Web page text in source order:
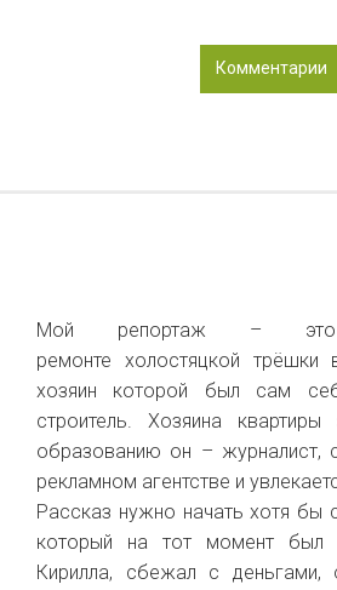
Комментарии
Мой репортаж –
ремонте холостяцкой
хозяин которой был сам
строитель. Хозяина квартиры
образованию он – журналист,
рекламном агентстве и
Рассказ нужно начать хотя бы
который на тот момент был
Кирилла, сбежал с деньгами,